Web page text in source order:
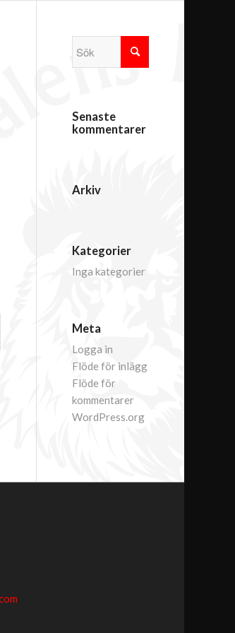
Senaste
kommentarer
Arkiv
Kategorier
Inga kategorier
Meta
Logga in
Flöde för inlägg
Flöde för
kommentarer
WordPress.org